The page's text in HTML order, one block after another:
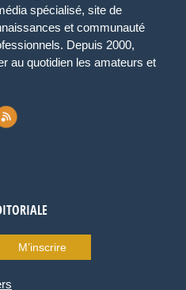
spécialisé, site de
et communauté
Depuis 2000,
au quotidien les amateurs et
M’inscrire